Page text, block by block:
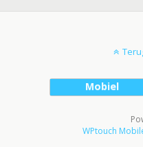
Mobiel
WPtouch